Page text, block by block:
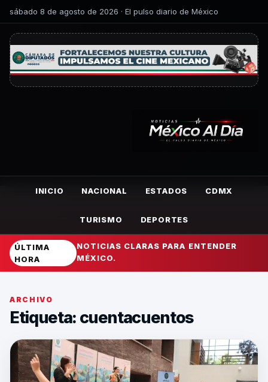
sábado 8 de agosto de 2026 · El pulso diario de México
INICIO NACIONAL ESTADOS CDMX
TURISMO DEPORTES
ÚLTIMA
HORA
NOTICIAS CLARAS PARA ENTENDER
MÉXICO.
ARCHIVO
Etiqueta: cuentacuentos